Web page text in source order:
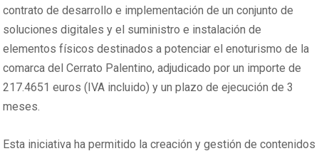
contrato de desarrollo e implementación de un conjunto de
soluciones digitales y el suministro e instalación de
elementos físicos destinados a potenciar el enoturismo de la
comarca del Cerrato Palentino, adjudicado por un importe de
217.4651 euros (IVA incluido) y un plazo de ejecución de 3
meses.
Esta iniciativa ha permitido la creación y gestión de contenidos